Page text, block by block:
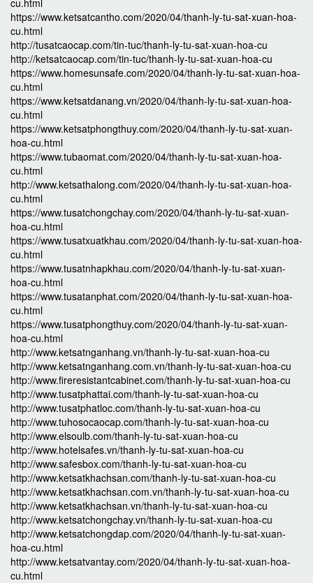
cu.html
https://www.ketsatcantho.com/2020/04/thanh-ly-tu-sat-xuan-hoa-
cu.html
http://tusatcaocap.com/tin-tuc/thanh-ly-tu-sat-xuan-hoa-cu
http://ketsatcaocap.com/tin-tuc/thanh-ly-tu-sat-xuan-hoa-cu
https://www.homesunsafe.com/2020/04/thanh-ly-tu-sat-xuan-hoa-
cu.html
https://www.ketsatdanang.vn/2020/04/thanh-ly-tu-sat-xuan-hoa-
cu.html
https://www.ketsatphongthuy.com/2020/04/thanh-ly-tu-sat-xuan-
hoa-cu.html
https://www.tubaomat.com/2020/04/thanh-ly-tu-sat-xuan-hoa-
cu.html
http://www.ketsathalong.com/2020/04/thanh-ly-tu-sat-xuan-hoa-
cu.html
https://www.tusatchongchay.com/2020/04/thanh-ly-tu-sat-xuan-
hoa-cu.html
https://www.tusatxuatkhau.com/2020/04/thanh-ly-tu-sat-xuan-hoa-
cu.html
https://www.tusatnhapkhau.com/2020/04/thanh-ly-tu-sat-xuan-
hoa-cu.html
https://www.tusatanphat.com/2020/04/thanh-ly-tu-sat-xuan-hoa-
cu.html
https://www.tusatphongthuy.com/2020/04/thanh-ly-tu-sat-xuan-
hoa-cu.html
http://www.ketsatnganhang.vn/thanh-ly-tu-sat-xuan-hoa-cu
http://www.ketsatnganhang.com.vn/thanh-ly-tu-sat-xuan-hoa-cu
http://www.fireresistantcabinet.com/thanh-ly-tu-sat-xuan-hoa-cu
http://www.tusatphattai.com/thanh-ly-tu-sat-xuan-hoa-cu
http://www.tusatphatloc.com/thanh-ly-tu-sat-xuan-hoa-cu
http://www.tuhosocaocap.com/thanh-ly-tu-sat-xuan-hoa-cu
http://www.elsoulb.com/thanh-ly-tu-sat-xuan-hoa-cu
http://www.hotelsafes.vn/thanh-ly-tu-sat-xuan-hoa-cu
http://www.safesbox.com/thanh-ly-tu-sat-xuan-hoa-cu
http://www.ketsatkhachsan.com/thanh-ly-tu-sat-xuan-hoa-cu
http://www.ketsatkhachsan.com.vn/thanh-ly-tu-sat-xuan-hoa-cu
http://www.ketsatkhachsan.vn/thanh-ly-tu-sat-xuan-hoa-cu
http://www.ketsatchongchay.vn/thanh-ly-tu-sat-xuan-hoa-cu
http://www.ketsatchongdap.com/2020/04/thanh-ly-tu-sat-xuan-
hoa-cu.html
http://www.ketsatvantay.com/2020/04/thanh-ly-tu-sat-xuan-hoa-
cu.html